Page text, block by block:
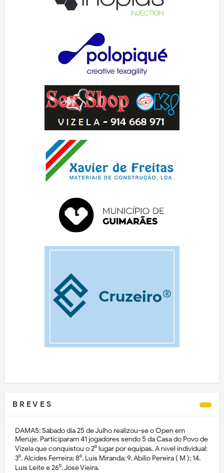
B R E V E S
DAMAS: Sábado dia 25 de Julho realizou-se o Open em
Meruje. Participaram 41 jogadores sendo 5 da Casa do Povo de
Vizela que conquistou o 2⁰ lugar por equipas. A nível individual:
3⁰. Alcides Ferreira; 8⁰. Luís Miranda; 9. Abílio Pereira ( M ); 14.
Luís Leite e 26⁰. José Vieira.